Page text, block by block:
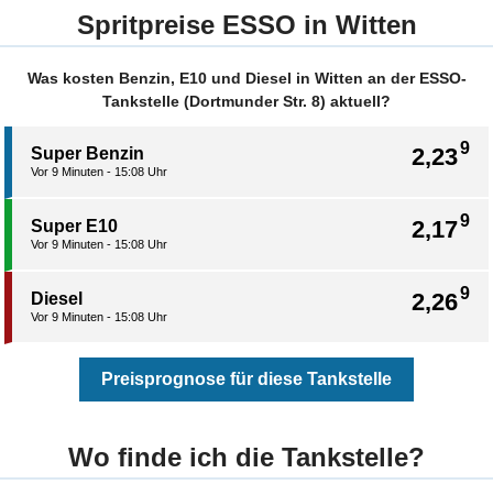
Spritpreise ESSO in Witten
Was kosten Benzin, E10 und Diesel in Witten an der ESSO-
Tankstelle (Dortmunder Str. 8) aktuell?
2,239
Super Benzin
Vor 9 Minuten - 15:08 Uhr
2,179
Super E10
Vor 9 Minuten - 15:08 Uhr
2,269
Diesel
Vor 9 Minuten - 15:08 Uhr
Preisprognose für diese Tankstelle
Wo finde ich die Tankstelle?